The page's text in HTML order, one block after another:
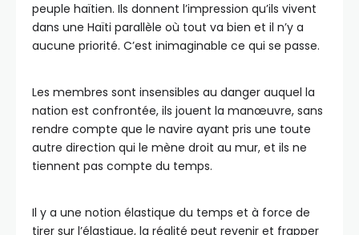
peuple haïtien. Ils donnent l’impression qu’ils vivent
dans une Haïti parallèle où tout va bien et il n’y a
aucune priorité. C’est inimaginable ce qui se passe.
Les membres sont insensibles au danger auquel la
nation est confrontée, ils jouent la manœuvre, sans
rendre compte que le navire ayant pris une toute
autre direction qui le mène droit au mur, et ils ne
tiennent pas compte du temps.
Il y a une notion élastique du temps et à force de
tirer sur l’élastique, la réalité peut revenir et frapper